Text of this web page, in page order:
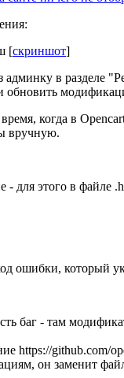
[скриншот]
в разделе
обновить
когда в
вручную.
- для этого в файле
ошибки, который
баг - там
https://github.com/
он заменит